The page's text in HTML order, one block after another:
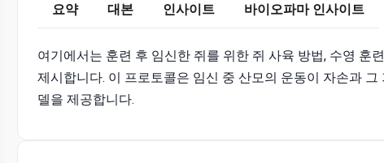
요약 대본 인사이트 바이오파마 인사이트
여기에서는 훈련 후 임신한 쥐를 위한 쥐 사육 방법, 수영 훈
제시합니다. 이 프로토콜은 임신 중 산모의 운동이 자손과
델을 제공합니다.